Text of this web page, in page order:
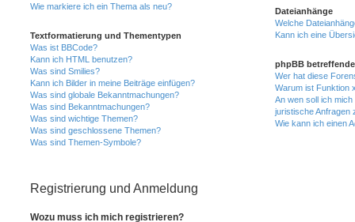
Wie markiere ich ein Thema als neu?
Textformatierung und Thementypen
Was ist BBCode?
Kann ich HTML benutzen?
Was sind Smilies?
Kann ich Bilder in meine Beiträge einfügen?
Was sind globale Bekanntmachungen?
Was sind Bekanntmachungen?
Was sind wichtige Themen?
Was sind geschlossene Themen?
Was sind Themen-Symbole?
Dateianhänge
Welche
Kann ich eine
phpBB
Wer hat diese
Warum ist Funktion
An wen soll ich
juristische Anfragen
Wie kann ich einen
Registrierung und Anmeldung
Wozu muss ich mich registrieren?